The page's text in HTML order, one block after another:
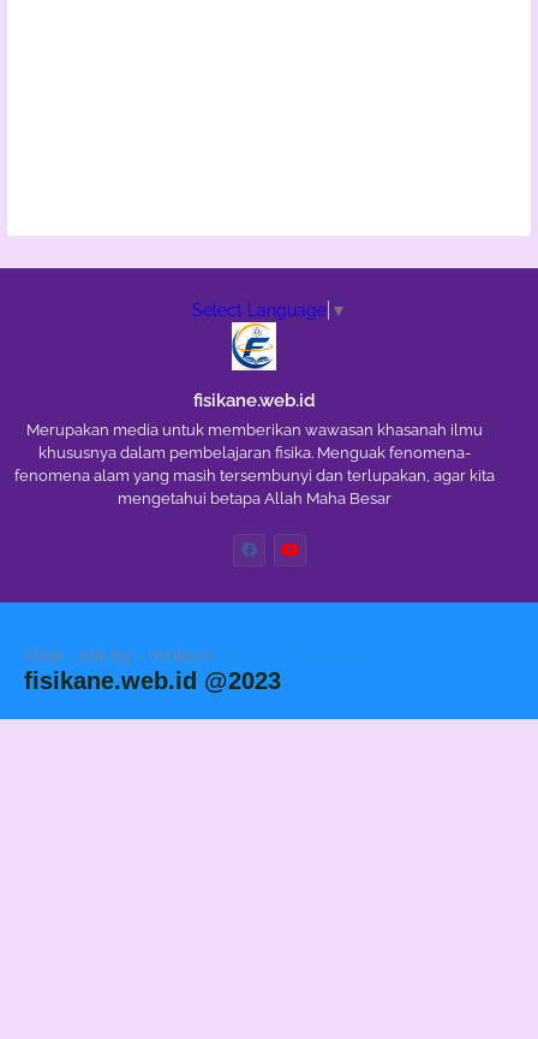
Select Language ▼
fisikane.web.id
Merupakan media untuk memberikan wawasan khasanah ilmu
khususnya dalam pembelajaran fisika. Menguak fenomena-
fenomena alam yang masih tersembunyi dan terlupakan, agar kita
mengetahui betapa Allah Maha Besar
Otak - atik by - mr.iksan Blogger Templates
fisikane.web.id @2023